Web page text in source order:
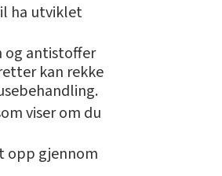
ha utviklet
og antistoffer
kan rekke
viser om du
opp gjennom